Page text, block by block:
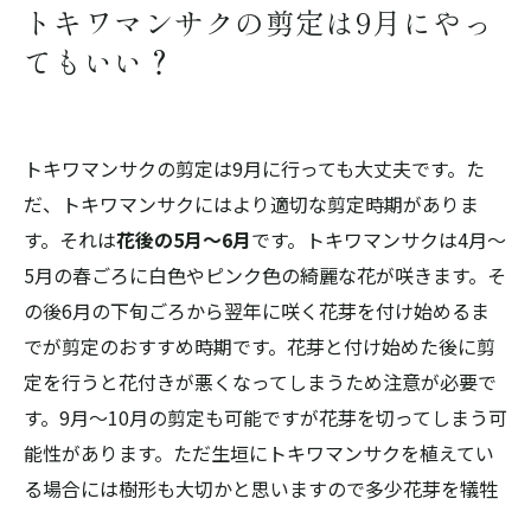
トキワマンサクの剪定は9月にやっ
てもいい？
トキワマンサクの剪定は9月に行っても大丈夫です。た
だ、トキワマンサクにはより適切な剪定時期がありま
す。それは花後の5月～6月です。トキワマンサクは4月～
5月の春ごろに白色やピンク色の綺麗な花が咲きます。そ
の後6月の下旬ごろから翌年に咲く花芽を付け始めるま
でが剪定のおすすめ時期です。花芽と付け始めた後に剪
定を行うと花付きが悪くなってしまうため注意が必要で
す。9月～10月の剪定も可能ですが花芽を切ってしまう可
能性があります。ただ生垣にトキワマンサクを植えてい
る場合には樹形も大切かと思いますので多少花芽を犠牲